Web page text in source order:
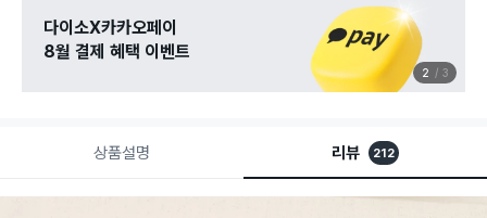
다이소X카카오페이
8월 결제 혜택 이벤트
2 3
상품설명 리뷰 212